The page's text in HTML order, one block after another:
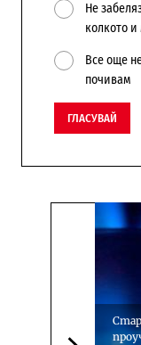
Не
колкото
Все още
почивам
ГЛАСУВАЙ